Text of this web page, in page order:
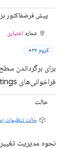
پیش فرضفاکتور
شماره اختیاری
کروم ۴۳+
برای برگرداندن
فراخوانی‌های tabs.getZoomSettings استفاده می‌شود.
حالت
حالت تنظیمات
نحوه مدیریت